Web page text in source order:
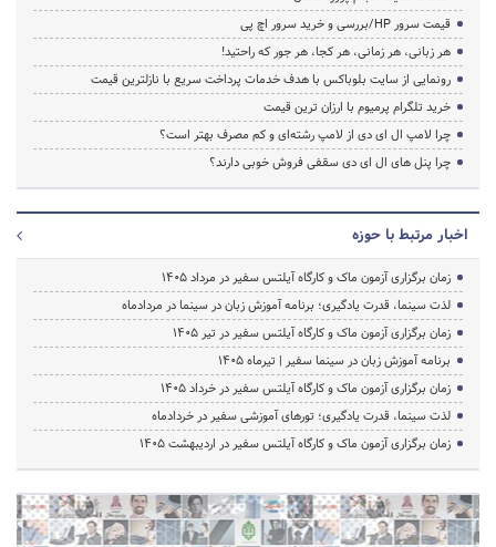
قیمت سرور HP/بررسی و خرید سرور اچ پی
هر زبانی، هر زمانی، هر کجا، هر جور که راحتید!
رونمایی از سایت بلوباکس با هدف خدمات پرداخت سریع با نازلترین قیمت
خرید تلگرام پرمیوم با ارزان ترین قیمت
چرا لامپ ال ای دی از لامپ رشته‌ای و کم مصرف بهتر است؟
چرا پنل های ال ای دی سقفی فروش خوبی دارند؟
اخبار مرتبط با حوزه
زمان برگزاری آزمون ماک و کارگاه آیلتس سفیر در مرداد 1405
لذت سینما، قدرت یادگیری؛ برنامه آموزش زبان در سینما در مردادماه
زمان برگزاری آزمون ماک و کارگاه آیلتس سفیر در تیر 1405
برنامه آموزش زبان در سینما سفیر | تیرماه ۱۴۰۵
زمان برگزاری آزمون ماک و کارگاه آیلتس سفیر در خرداد 1405
لذت سینما، قدرت یادگیری؛ تورهای آموزشی سفیر در خردادماه
زمان برگزاری آزمون ماک و کارگاه آیلتس سفیر در اردیبهشت 1405